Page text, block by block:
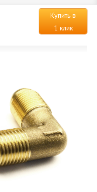
Купить в
1 клик